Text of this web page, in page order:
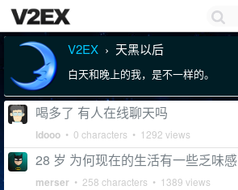
V2EX › 天黑以后
白天和晚上的我，是不一样的。
喝多了 有人在线聊天吗
ldooo • 0 characters • 1292 views
28 岁 为何现在的生活有一些乏味感
merser • 258 characters • 1389 views